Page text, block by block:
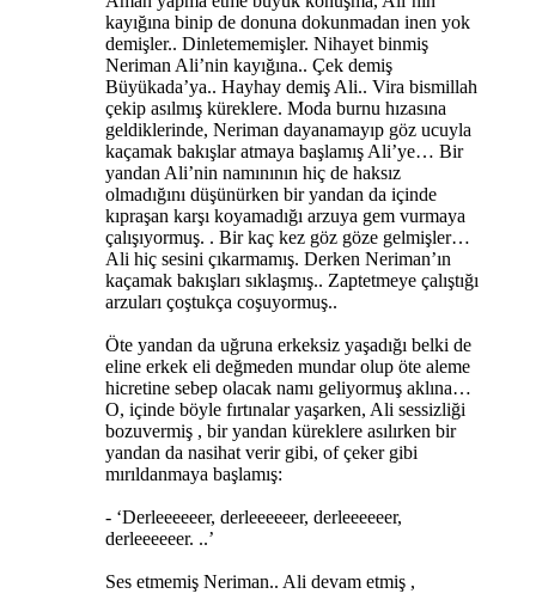
kayığına binip de donuna dokunmadan inen yok
demişler.. Dinletememişler. Nihayet binmiş
Neriman Ali’nin kayığına.. Çek demiş
Büyükada’ya.. Hayhay demiş Ali.. Vira bismillah
çekip asılmış küreklere. Moda burnu hızasına
geldiklerinde, Neriman dayanamayıp göz ucuyla
kaçamak bakışlar atmaya başlamış Ali’ye… Bir
yandan Ali’nin namınının hiç de haksız
olmadığını düşünürken bir yandan da içinde
kıpraşan karşı koyamadığı arzuya gem vurmaya
çalışıyormuş. . Bir kaç kez göz göze gelmişler…
Ali hiç sesini çıkarmamış. Derken Neriman’ın
kaçamak bakışları sıklaşmış.. Zaptetmeye çalıştığı
arzuları çoştukça coşuyormuş..
Öte yandan da uğruna erkeksiz yaşadığı belki de
eline erkek eli değmeden mundar olup öte aleme
hicretine sebep olacak namı geliyormuş aklına…
O, içinde böyle fırtınalar yaşarken, Ali sessizliği
bozuvermiş , bir yandan küreklere asılırken bir
yandan da nasihat verir gibi, of çeker gibi
mırıldanmaya başlamış:
- ‘Derleeeeeer, derleeeeeer, derleeeeeer,
derleeeeeer. ..’
Ses etmemiş Neriman.. Ali devam etmiş ,